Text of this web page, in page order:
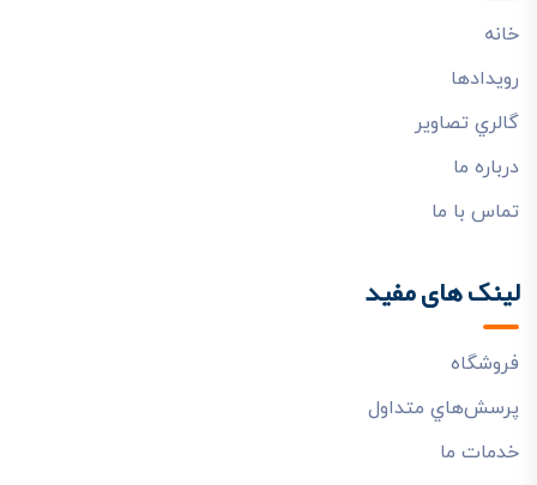
خانه
رويدادها
گالري تصاوير
درباره ما
تماس با ما
لینک های مفید
فروشگاه
پرسش‌هاي متداول
خدمات ما